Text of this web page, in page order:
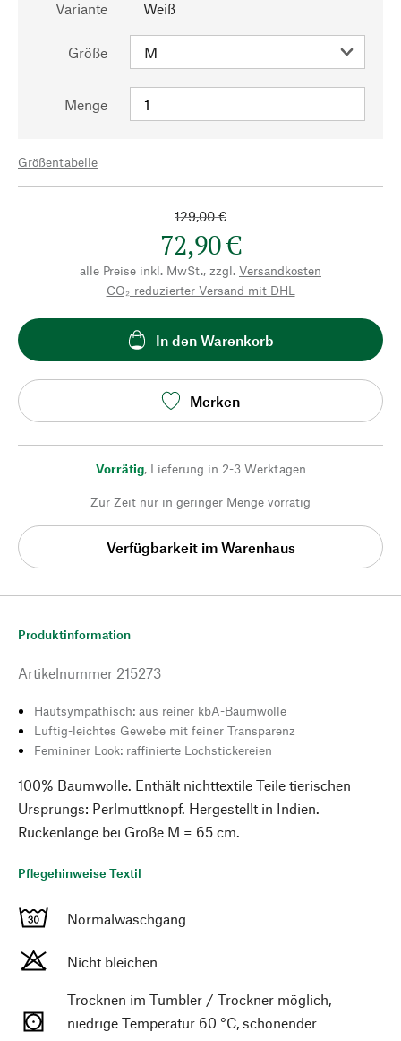
Variante Weiß
Größe
Menge
Größentabelle
129,00 €
72,90 €
alle Preise inkl. MwSt., zzgl. Versandkosten
CO₂-reduzierter Versand mit DHL
In den Warenkorb
Merken
Vorrätig, Lieferung in 2-3 Werktagen
Zur Zeit nur in geringer Menge vorrätig
Verfügbarkeit im Warenhaus
Produktinformation
Artikelnummer 215273
Hautsympathisch: aus reiner kbA-Baumwolle
Luftig-leichtes Gewebe mit feiner Transparenz
Femininer Look: raffinierte Lochstickereien
100% Baumwolle. Enthält nichttextile Teile tierischen
Ursprungs: Perlmuttknopf. Hergestellt in Indien.
Rückenlänge bei Größe M = 65 cm.
Pflegehinweise Textil
Normalwaschgang
Nicht bleichen
Trocknen im Tumbler / Trockner möglich,
niedrige Temperatur 60 °C, schonender